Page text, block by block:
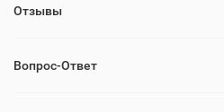
Отзывы
Вопрос-Ответ